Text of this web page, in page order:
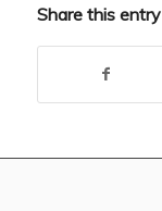
Share this entry